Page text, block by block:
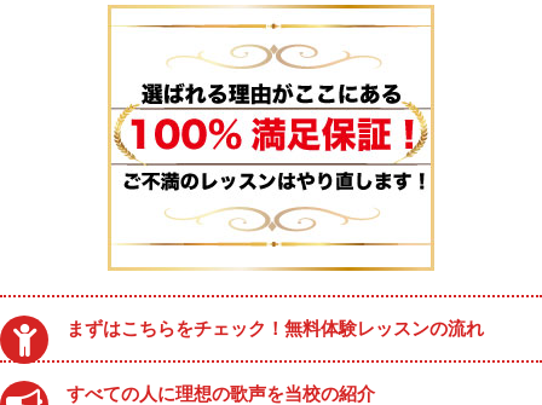
まずはこちらをチェック！無料体験レッスンの流れ
すべての人に理想の歌声を当校の紹介